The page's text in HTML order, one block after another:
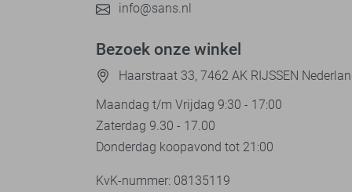
info@sans.nl
Bezoek onze winkel
Haarstraat 33, 7462 AK RIJSSEN
Maandag t/m Vrijdag 9:30 - 17:00
Zaterdag 9.30 - 17.00
Donderdag koopavond tot 21:00
KvK-nummer: 08135119